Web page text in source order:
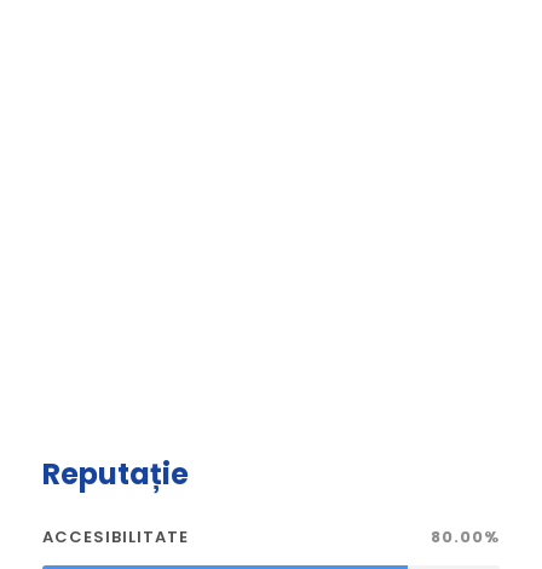
Reputație
ACCESIBILITATE 80.00%